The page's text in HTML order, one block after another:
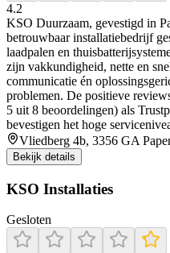
4.2
KSO Duurzaam, gevestigd in
betrouwbaar installatiebedrijf
laadpalen en
zijn vakkundigheid, nette en
communicatie én
problemen. De positieve
5 uit 8 beoordelingen) als
bevestigen het hoge
Vliedberg 4b, 3356 GA
Bekijk details
KSO Installaties
Gesloten